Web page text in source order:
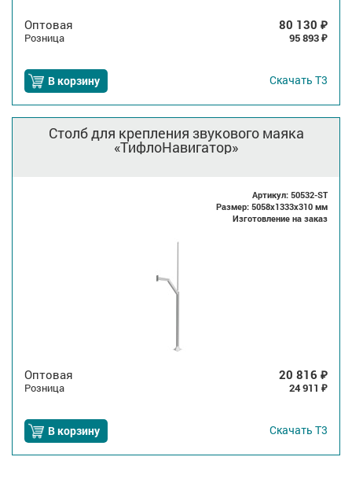
Оптовая 80 130 ₽
Розница 95 893 ₽
В корзину Скачать Т3
Столб для крепления звукового маяка
«ТифлоНавигатор»
Артикул: 50532-ST
Размер: 5058x1333x310 мм
Изготовление на заказ
Оптовая 20 816 ₽
Розница 24 911 ₽
В корзину Скачать Т3